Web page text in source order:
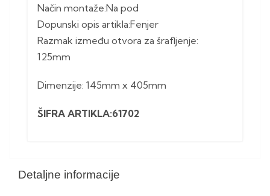
Detaljne informacije
Način montaže:Na pod
Dopunski opis artikla:Fenjer
Razmak između otvora za šrafljenje:
125mm
Dimenzije: 145mm x 405mm
ŠIFRA ARTIKLA:61702